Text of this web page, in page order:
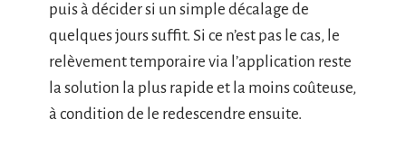
puis à décider si un simple décalage de
quelques jours suffit. Si ce n’est pas le cas, le
relèvement temporaire via l’application reste
la solution la plus rapide et la moins coûteuse,
à condition de le redescendre ensuite.